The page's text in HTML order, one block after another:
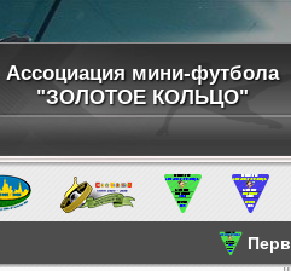
Ассоциация мини-футбола
"ЗОЛОТОЕ КОЛЬЦО"